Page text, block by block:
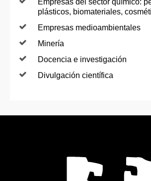
plásticos, biomateriales,
Empresas medioambientales
Minería
Docencia e investigación
Divulgación científica